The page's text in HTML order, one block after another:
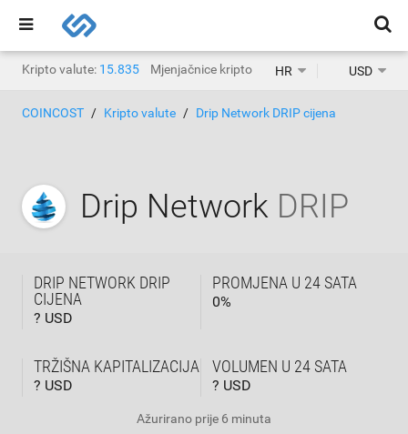
Kripto valute: 15.835 Mjenjačnice kripto valuta: 1.467
HR USD
COINCOST Kripto valute Drip Network DRIP cijena
Drip Network DRIP
DRIP NETWORK DRIP
CIJENA
? USD
PROMJENA U 24 SATA
0%
TRŽIŠNA KAPITALIZACIJA
? USD
VOLUMEN U 24 SATA
? USD
Ažurirano prije 6 minuta